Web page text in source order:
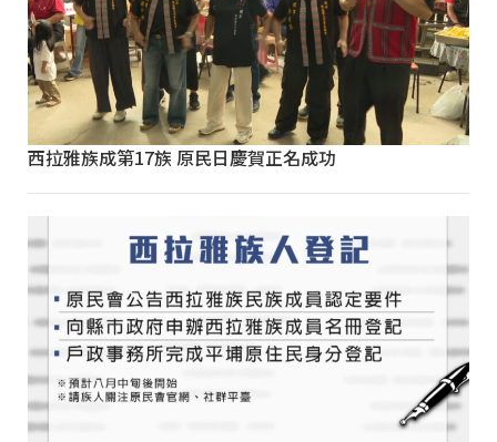
西拉雅族成第17族 原民日慶賀正名成功